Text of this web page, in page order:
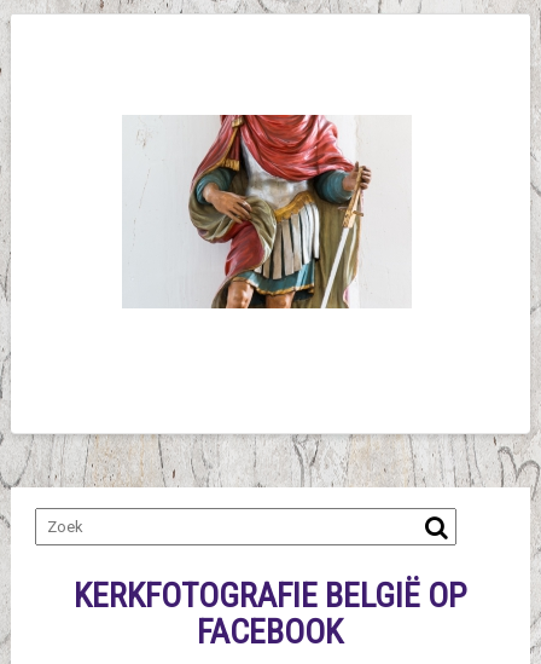
KERKFOTOGRAFIE BELGIË OP
FACEBOOK